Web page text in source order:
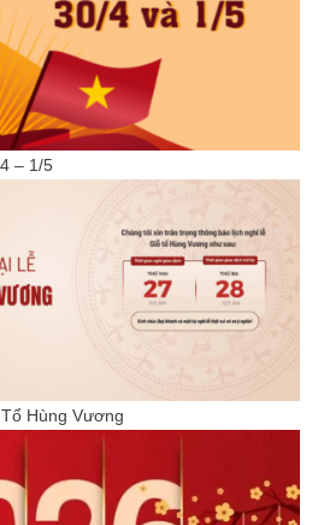
– 1/5
Hùng Vương